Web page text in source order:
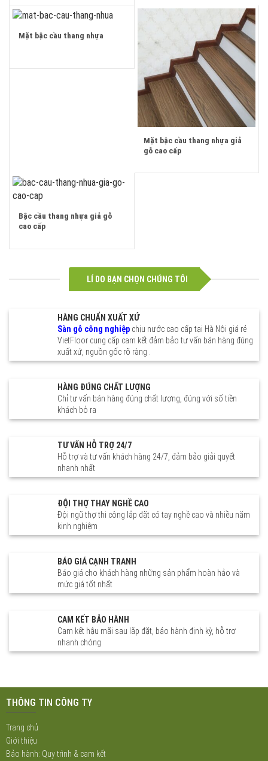
Mặt bậc cầu thang nhựa
Mặt bậc cầu thang nhựa giả
gỗ cao cấp
Bậc cầu thang nhựa giả gỗ
cao cấp
LÍ DO BẠN CHỌN CHÚNG TÔI
HÀNG CHUẨN XUẤT XỨ
Sàn gỗ công nghiệp chịu nước cao cấp tại Hà Nội giá rẻ
VietFloor cung cấp cam kết đảm bảo tư vấn bán hàng đúng
xuất xứ, nguồn gốc rõ ràng .
HÀNG ĐÚNG CHẤT LƯỢNG
Chỉ tư vấn bán hàng đúng chất lượng, đúng với số tiền
khách bỏ ra
TƯ VẤN HỖ TRỢ 24/7
Hỗ trợ và tư vấn khách hàng 24/7, đảm bảo giải quyết
nhanh nhất
ĐỘI THỢ THAY NGHỀ CAO
Đội ngũ thợ thi công lắp đặt có tay nghề cao và nhiều năm
kinh nghiệm
BÁO GIÁ CẠNH TRANH
Báo giá cho khách hàng những sản phẩm hoàn hảo và
mức giá tốt nhất
CAM KẾT BẢO HÀNH
Cam kết hậu mãi sau lắp đặt, bảo hành định kỳ, hỗ trợ
nhanh chóng
THÔNG TIN CÔNG TY
Trang chủ
Giới thiệu
Bảo hành: Quy trình & cam kết